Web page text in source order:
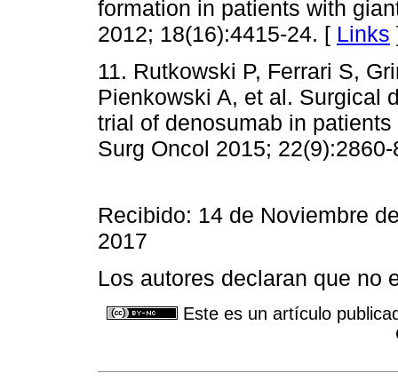
formation in patients with
2012; 18(16):4415-24. [ Links
11. Rutkowski P, Ferrari S,
Pienkowski A, et al. Surgical
trial of denosumab in
Surg Oncol 2015;
Recibido: 14 de Noviembre
2017
Los autores declaran que no
Este es un artículo